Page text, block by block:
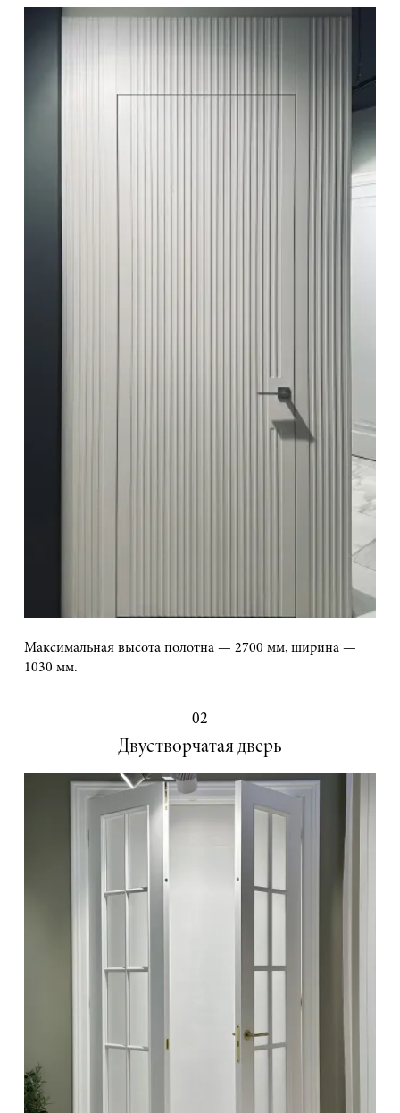
Максимальная высота полотна — 2700 мм, ширина —
1030 мм.
02
Двустворчатая дверь